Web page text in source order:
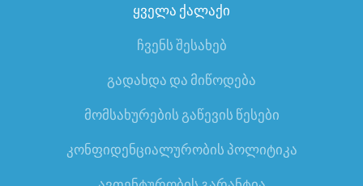
ყველა ქალაქი
ჩვენს შესახებ
გადახდა და მიწოდება
მომსახურების გაწევის წესები
კონფიდენციალურობის პოლიტიკა